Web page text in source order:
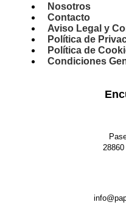
Nosotros
Contacto
Aviso Legal y
Política de
Política de
Condiciones